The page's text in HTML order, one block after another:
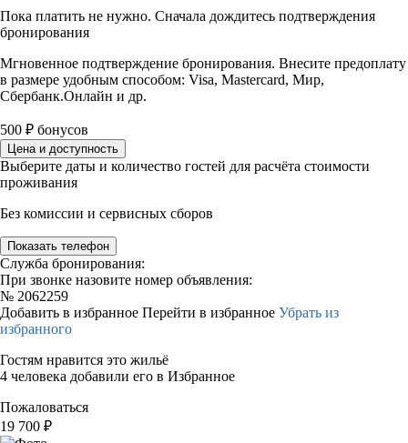
Пока платить не нужно. Сначала дождитесь подтверждения
бронирования
Мгновенное подтверждение бронирования. Внесите предоплату
в размере удобным способом: Visa, Mastercard, Мир,
Сбербанк.Онлайн и др.
500 ₽ бонусов
Цена и доступность
Выберите даты и количество гостей для расчёта стоимости
проживания
Без комиссии и сервисных сборов
Показать телефон
Служба бронирования:
При звонке назовите номер объявления:
№ 2062259
Добавить в избранное Перейти в избранное Убрать из
избранного
Гостям нравится это жильё
4 человека добавили его в Избранное
Пожаловаться
19 700 ₽